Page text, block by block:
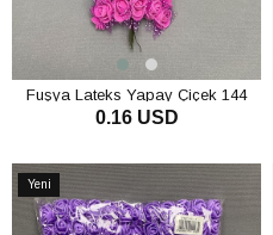
Fuşya Lateks Yapay Çiçek 144
Adet
0.16 USD
Yeni
Ürün